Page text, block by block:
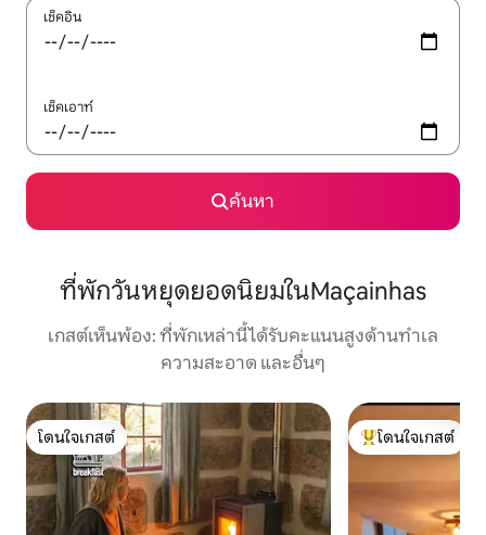
เช็คอิน
เช็คเอาท์
ค้นหา
ที่พักวันหยุดยอดนิยมในMaçainhas
เกสต์เห็นพ้อง: ที่พักเหล่านี้ได้รับคะแนนสูงด้านทำเล
ความสะอาด และอื่นๆ
โดนใจเกสต์
โดนใจเกสต์
โดนใจเกสต์ที่สุด
โดนใจเกสต์